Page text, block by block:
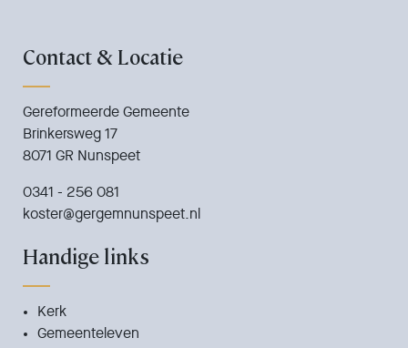
Contact & Locatie
Gereformeerde Gemeente
Brinkersweg 17
8071 GR Nunspeet
0341 - 256 081
koster@gergemnunspeet.nl
Handige links
Kerk
Gemeenteleven